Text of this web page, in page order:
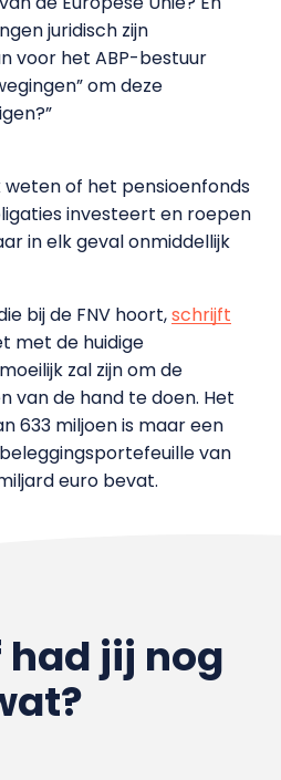
juridisch zijn
voor het ABP-bestuur
om deze
weten of het pensioenfonds
investeert en roepen
in elk geval onmiddellijk
bij de FNV hoort,schrijft
met de huidige
zal zijn om de
van de hand te doen. Het
633 miljoen is maar een
van
euro bevat.
had jij nog